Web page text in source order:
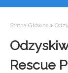
Strona Główna
Rescue